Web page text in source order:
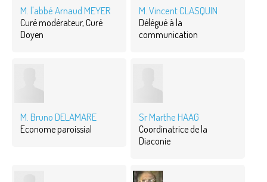
M. l'abbé Arnaud MEYER
Curé modérateur, Curé
Doyen
M. Vincent CLASQUIN
Délégué à la
communication
M. Bruno DELAMARE
Econome paroissial
Sr Marthe HAAG
Coordinatrice de la
Diaconie